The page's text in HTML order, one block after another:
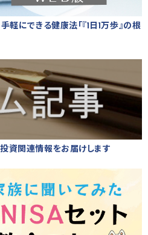
軽にできる健康法「『1日1万歩』の根
資関連情報をお届けします